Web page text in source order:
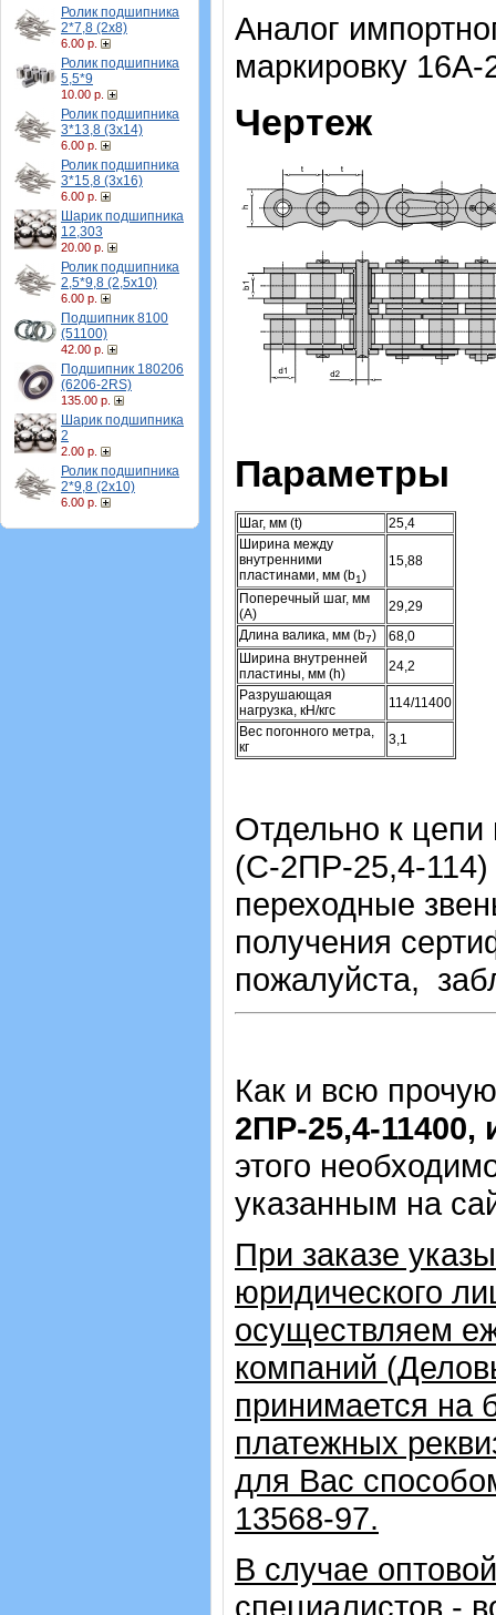
Ролик подшипника
2*7,8 (2х8)
6.00 р.
Ролик подшипника
5,5*9
10.00 р.
Ролик подшипника
3*13,8 (3х14)
6.00 р.
Ролик подшипника
3*15,8 (3х16)
6.00 р.
Шарик подшипника
12,303
20.00 р.
Ролик подшипника
2,5*9,8 (2,5х10)
6.00 р.
Подшипник 8100
(51100)
42.00 р.
Подшипник 180206
(6206-2RS)
135.00 р.
Шарик подшипника
2
2.00 р.
Ролик подшипника
2*9,8 (2х10)
6.00 р.
Аналог
маркировку 16A-
Чертеж
Параметры
Шаг, мм (t)
25,4
Ширина между
внутренними
пластинами, мм (b1)
15,88
Поперечный шаг, мм
(А)
29,29
Длина валика, мм (b7)
68,0
Ширина внутренней
пластины, мм (h)
24,2
Разрушающая
нагрузка, кН/кгс
114/11400
Вес погонного метра,
кг
3,1
Отдельно к
(С-2ПР-25,4-114)
переходные
получения
пожалуйста,
Как и всю
2ПР-25,4-11400,
этого
указанным на
При заказе
юридического
осуществляем
компаний
принимается на
платежных
для Вас
13568-97.
В случае
специалистов -